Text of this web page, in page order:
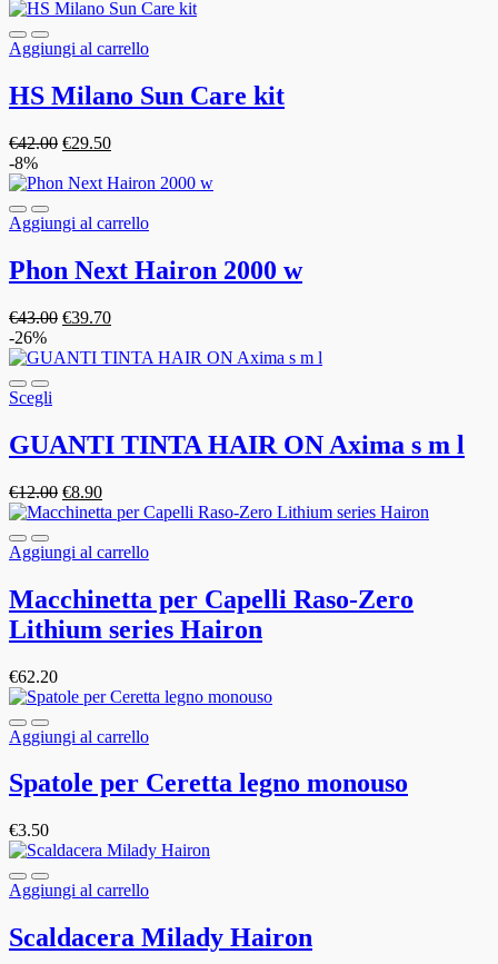
Aggiungi al carrello
HS Milano Sun Care kit
€42.00 €29.50
-8%
Aggiungi al carrello
Phon Next Hairon 2000 w
€43.00 €39.70
-26%
Scegli
GUANTI TINTA HAIR ON Axima s m l
€12.00 €8.90
Aggiungi al carrello
Macchinetta per Capelli Raso-Zero
Lithium series Hairon
€62.20
Aggiungi al carrello
Spatole per Ceretta legno monouso
€3.50
Aggiungi al carrello
Scaldacera Milady Hairon